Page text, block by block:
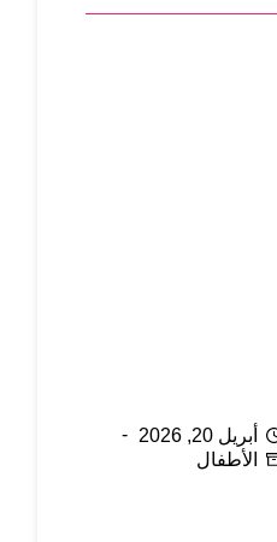
أبريل 20, 2026
الأطفال